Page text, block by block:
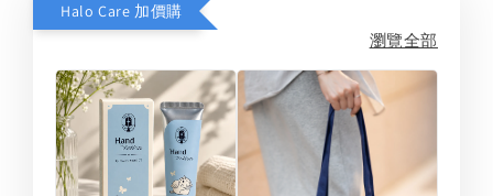
Halo Care 加價購
瀏覽全部